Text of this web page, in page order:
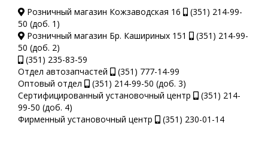
Розничный магазин Кожзаводская 16
(351) 214-99-
50 (доб. 1)
Розничный магазин Бр. Кашириных 151
(351) 214-99-
50 (доб. 2)
(351) 235-83-59
Отдел автозапчастей
(351) 777-14-99
Оптовый отдел
(351) 214-99-50 (доб. 3)
Сертифицированный установочный центр
(351) 214-
99-50 (доб. 4)
Фирменный установочный центр
(351) 230-01-14